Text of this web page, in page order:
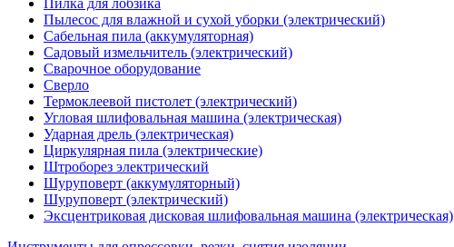
Пилка для лобзика
Пылесос для влажной и сухой уборки (электрический)
Сабельная пила (аккумуляторная)
Садовый измельчитель (электрический)
Сварочное оборудование
Сверло
Термоклеевой пистолет (электрический)
Угловая шлифовальная машина (электрическая)
Ударная дрель (электрическая)
Циркулярная пила (электрические)
Штроборез электрический
Шуруповерт (аккумуляторный)
Шуруповерт (электрический)
Эксцентриковая дисковая шлифовальная машина (электрическая)